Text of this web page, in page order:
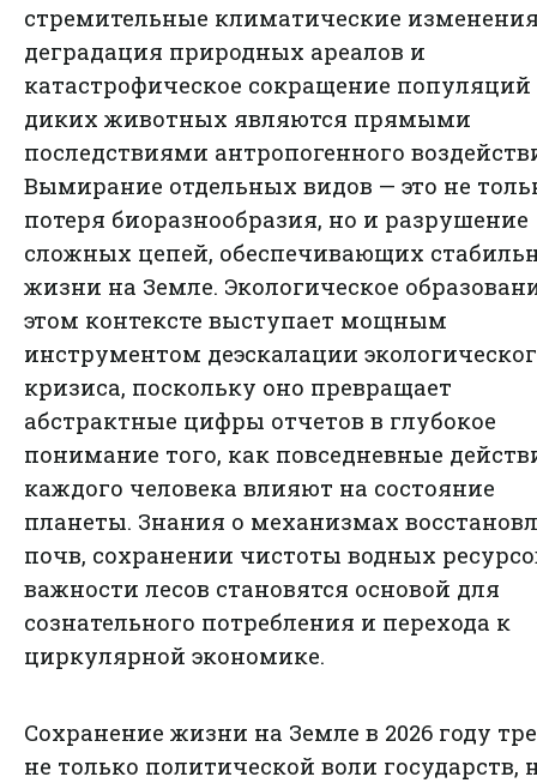
стремительные климатические
деградация природных ареалов и
катастрофическое сокращение популяций
диких животных являются прямыми
последствиями антропогенного
Вымирание отдельных видов — это не
потеря биоразнообразия, но и разрушение
сложных цепей, обеспечивающих
жизни на Земле. Экологическое
этом контексте выступает мощным
инструментом деэскалации
кризиса, поскольку оно превращает
абстрактные цифры отчетов в глубокое
понимание того, как повседневные
каждого человека влияют на состояние
планеты. Знания о механизмах
почв, сохранении чистоты водных
важности лесов становятся основой для
сознательного потребления и перехода к
циркулярной экономике.
Сохранение жизни на Земле в 2026 году
не только политической воли государств,